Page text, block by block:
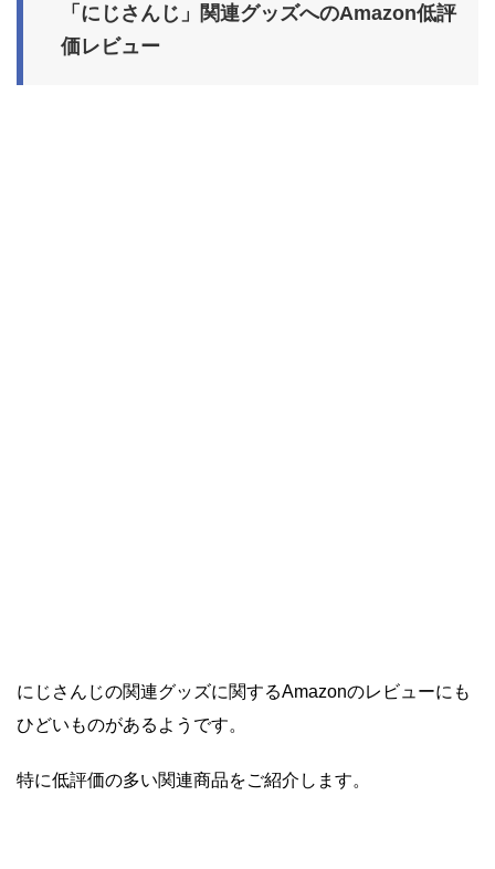
「にじさんじ」関連グッズへのAmazon低評
価レビュー
にじさんじの関連グッズに関するAmazonのレビューにも
ひどいものがあるようです。
特に低評価の多い関連商品をご紹介します。